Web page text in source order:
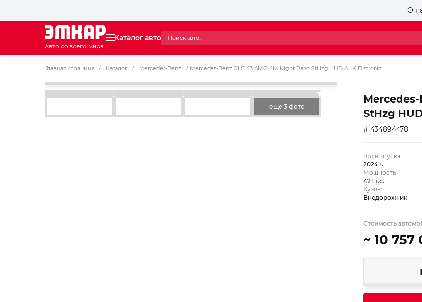
О
Авто со всего мира
Каталог авто
Главная страница / Каталог / Mercedes-Benz / Mercedes-Benz GLC 43 AMG 4M Night Pano StHzg HUD AHK Distronic
еще 3 фото
Mercedes-
StHzg
# 434894478
Год выпуска
2024 г.
Мощность
421 л.с.
Кузов:
Внедорожник
Стоимость
~ 10